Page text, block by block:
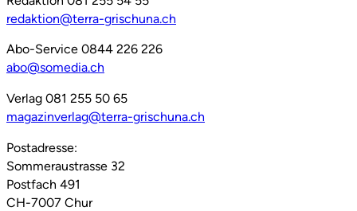
redaktion@terra-grischuna.ch
Abo-Service 0844 226 226
abo@somedia.ch
Verlag 081 255 50 65
magazinverlag@terra-grischuna.ch
Postadresse:
Sommeraustrasse 32
Postfach 491
CH-7007 Chur